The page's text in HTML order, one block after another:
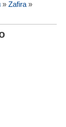
» Zafira»